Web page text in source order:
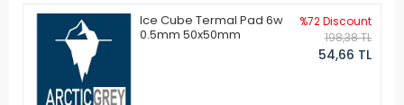
Ice Cube Termal Pad 6w
0.5mm 50x50mm
%72 Discount
198,38 TL
54,66 TL